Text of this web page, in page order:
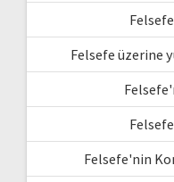
Felsefe üzerine
Felsefe'nin